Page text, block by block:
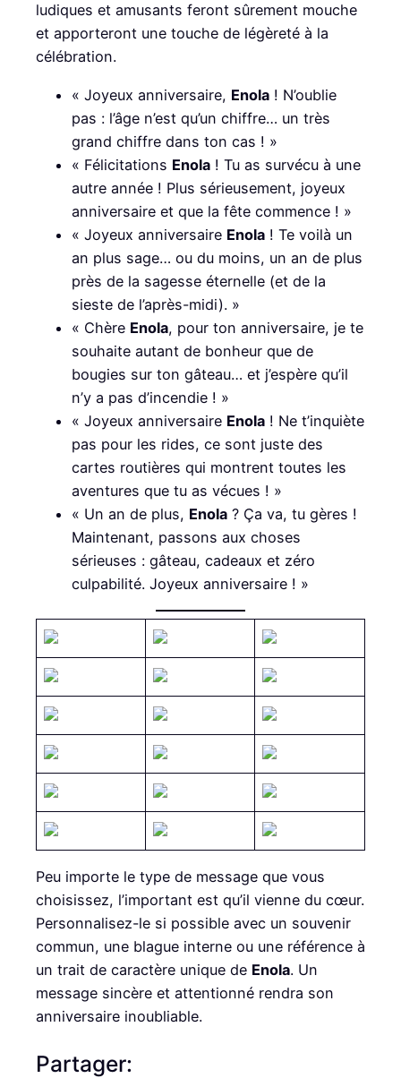
ludiques et amusants feront sûrement mouche
et apporteront une touche de légèreté à la
célébration.
« Joyeux anniversaire, Enola ! N’oublie
pas : l’âge n’est qu’un chiffre… un très
grand chiffre dans ton cas ! »
« Félicitations Enola ! Tu as survécu à une
autre année ! Plus sérieusement, joyeux
anniversaire et que la fête commence ! »
« Joyeux anniversaire Enola ! Te voilà un
an plus sage… ou du moins, un an de plus
près de la sagesse éternelle (et de la
sieste de l’après-midi). »
« Chère Enola, pour ton anniversaire, je te
souhaite autant de bonheur que de
bougies sur ton gâteau… et j’espère qu’il
n’y a pas d’incendie ! »
« Joyeux anniversaire Enola ! Ne t’inquiète
pas pour les rides, ce sont juste des
cartes routières qui montrent toutes les
aventures que tu as vécues ! »
« Un an de plus, Enola ? Ça va, tu gères !
Maintenant, passons aux choses
sérieuses : gâteau, cadeaux et zéro
culpabilité. Joyeux anniversaire ! »
Peu importe le type de message que vous
choisissez, l’important est qu’il vienne du cœur.
Personnalisez-le si possible avec un souvenir
commun, une blague interne ou une référence à
un trait de caractère unique de Enola. Un
message sincère et attentionné rendra son
anniversaire inoubliable.
Partager: